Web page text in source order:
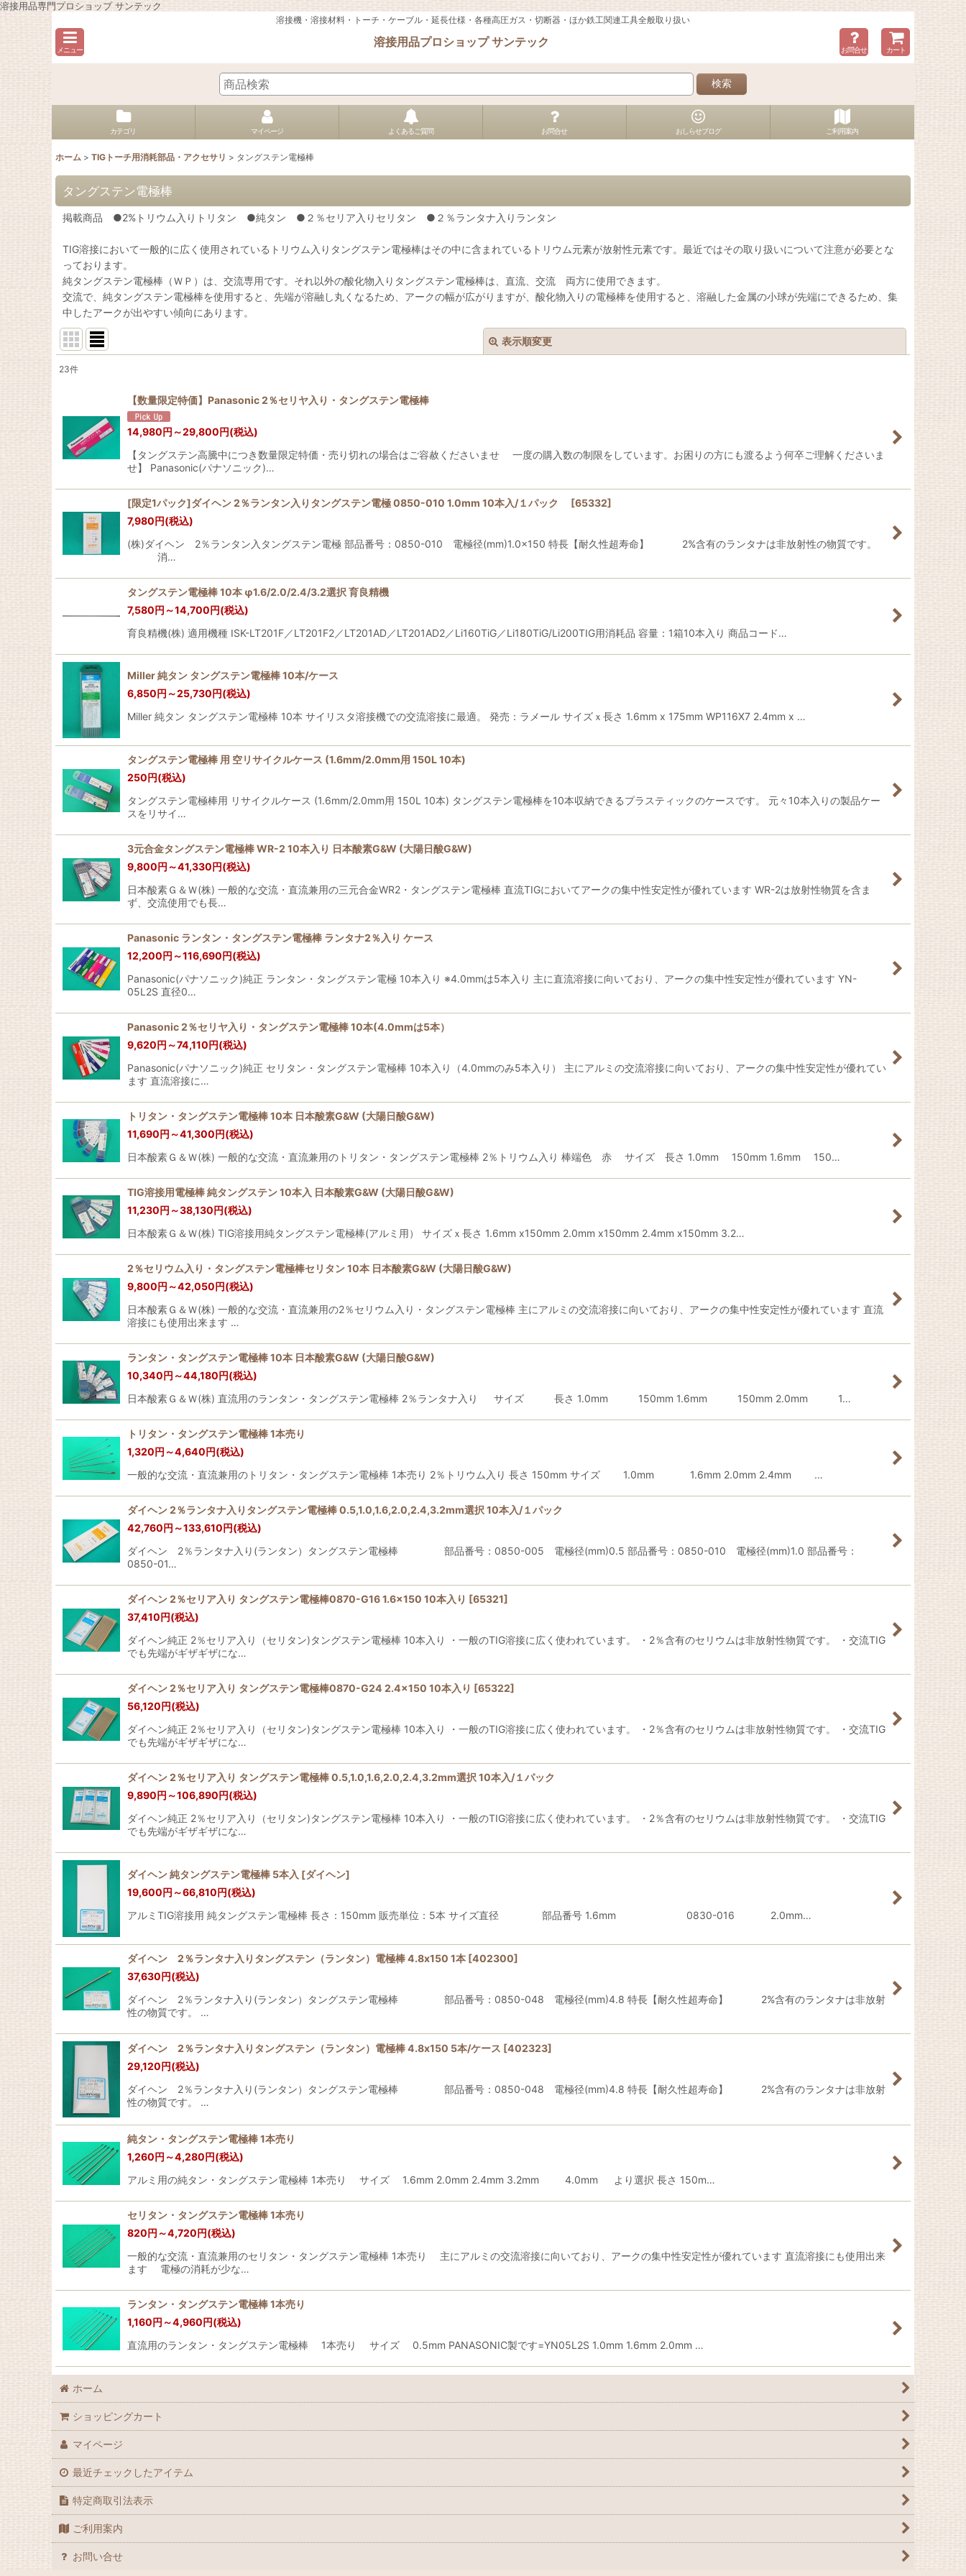
溶接用品専門プロショップ サンテック
溶接機・溶接材料・トーチ・ケーブル・延長仕様・各種高圧ガス・切断器・ほか鉄工関連工具全般取り扱い
メニュー
溶接用品プロショップ サンテック
お問合せ カート
検索
カテゴリ マイページ よくあるご質問 お問合せ おしらせブログ ご利用案内
ホーム > TIGトーチ用消耗部品・アクセサリ > タングステン電極棒
タングステン電極棒
掲載商品 ●2%トリウム入りトリタン ●純タン ●２％セリア入りセリタン ●２％ランタナ入りランタン
TIG溶接において一般的に広く使用されているトリウム入りタングステン電極棒はその中に含まれているトリウム元素が放射性元素です。最近ではその取り扱いについて注意が必要とな
っております。
純タングステン電極棒（ＷＰ）は、交流専用です。それ以外の酸化物入りタングステン電極棒は、直流、交流 両方に使用できます。
交流で、純タングステン電極棒を使用すると、先端が溶融し丸くなるため、アークの幅が広がりますが、酸化物入りの電極棒を使用すると、溶融した金属の小球が先端にできるため、集
中したアークが出やすい傾向にあります。
表示順変更
並び順:
絞り込む
23件
【数量限定特価】Panasonic 2％セリヤ入り・タングステン電極棒
14,980円 ～29,800円(税込)
【タングステン高騰中につき数量限定特価・売り切れの場合はご容赦くださいませ 一度の購入数の制限をしています。お困りの方にも渡るよう何卒ご理解くださいま
せ】 Panasonic(パナソニック)…
[限定1パック]ダイヘン 2％ランタン入りタングステン電極 0850-010 1.0mm 10本入/１パック [65332]
7,980円(税込)
(株)ダイヘン 2％ランタン入タングステン電極 部品番号：0850-010 電極径(mm)1.0×150 特長【耐久性超寿命】 2%含有のランタナは非放射性の物質です。
消…
タングステン電極棒 10本 φ1.6/2.0/2.4/3.2選択 育良精機
7,580円 ～14,700円(税込)
育良精機(株) 適用機種 ISK-LT201F／LT201F2／LT201AD／LT201AD2／Li160TiG／Li180TiG/Li200TIG用消耗品 容量：1箱10本入り 商品コード…
Miller 純タン タングステン電極棒 10本/ケース
6,850円 ～25,730円(税込)
Miller 純タン タングステン電極棒 10本 サイリスタ溶接機での交流溶接に最適。 発売：ラメール サイズｘ長さ 1.6mm x 175mm WP116X7 2.4mm x …
タングステン電極棒 用 空リサイクルケース (1.6mm/2.0mm用 150L 10本)
250円(税込)
タングステン電極棒用 リサイクルケース (1.6mm/2.0mm用 150L 10本) タングステン電極棒を10本収納できるプラスティックのケースです。 元々10本入りの製品ケー
スをリサイ…
3元合金タングステン電極棒 WR-2 10本入り 日本酸素G&W (大陽日酸G&W)
9,800円 ～41,330円(税込)
日本酸素Ｇ＆Ｗ(株) 一般的な交流・直流兼用の三元合金WR2・タングステン電極棒 直流TIGにおいてアークの集中性安定性が優れています WR-2は放射性物質を含ま
ず、交流使用でも長…
Panasonic ランタン・タングステン電極棒 ランタナ2％入り ケース
12,200円 ～116,690円(税込)
Panasonic(パナソニック)純正 ランタン・タングステン電極 10本入り ※4.0mmは5本入り 主に直流溶接に向いており、アークの集中性安定性が優れています YN-
05L2S 直径0…
Panasonic 2％セリヤ入り・タングステン電極棒 10本(4.0mmは5本）
9,620円 ～74,110円(税込)
Panasonic(パナソニック)純正 セリタン・タングステン電極棒 10本入り（4.0mmのみ5本入り） 主にアルミの交流溶接に向いており、アークの集中性安定性が優れてい
ます 直流溶接に…
トリタン・タングステン電極棒 10本 日本酸素G&W (大陽日酸G&W)
11,690円 ～41,300円(税込)
日本酸素Ｇ＆Ｗ(株) 一般的な交流・直流兼用のトリタン・タングステン電極棒 2％トリウム入り 棒端色 赤 サイズ 長さ 1.0mm 150mm 1.6mm 150…
TIG溶接用電極棒 純タングステン 10本入 日本酸素G&W (大陽日酸G&W)
11,230円 ～38,130円(税込)
日本酸素Ｇ＆Ｗ(株) TIG溶接用純タングステン電極棒(アルミ用） サイズｘ長さ 1.6mm x150mm 2.0mm x150mm 2.4mm x150mm 3.2…
2％セリウム入り・タングステン電極棒セリタン 10本 日本酸素G&W (大陽日酸G&W)
9,800円 ～42,050円(税込)
日本酸素Ｇ＆Ｗ(株) 一般的な交流・直流兼用の2％セリウム入り・タングステン電極棒 主にアルミの交流溶接に向いており、アークの集中性安定性が優れています 直流
溶接にも使用出来ます …
ランタン・タングステン電極棒 10本 日本酸素G&W (大陽日酸G&W)
10,340円 ～44,180円(税込)
日本酸素Ｇ＆Ｗ(株) 直流用のランタン・タングステン電極棒 2％ランタナ入り サイズ 長さ 1.0mm 150mm 1.6mm 150mm 2.0mm 1…
トリタン・タングステン電極棒 1本売り
1,320円 ～4,640円(税込)
一般的な交流・直流兼用のトリタン・タングステン電極棒 1本売り 2％トリウム入り 長さ 150mm サイズ 1.0mm 1.6mm 2.0mm 2.4mm …
ダイヘン 2％ランタナ入りタングステン電極棒 0.5,1.0,1.6,2.0,2.4,3.2mm選択 10本入/１パック
42,760円 ～133,610円(税込)
ダイヘン 2％ランタナ入り(ランタン）タングステン電極棒 部品番号：0850-005 電極径(mm)0.5 部品番号：0850-010 電極径(mm)1.0 部品番号：
0850-01…
ダイヘン 2％セリア入り タングステン電極棒0870-G16 1.6x150 10本入り [65321]
37,410円(税込)
ダイヘン純正 2％セリア入り（セリタン)タングステン電極棒 10本入り ・一般のTIG溶接に広く使われています。 ・2％含有のセリウムは非放射性物質です。 ・交流TIG
でも先端がギザギザにな…
ダイヘン 2％セリア入り タングステン電極棒0870-G24 2.4x150 10本入り [65322]
56,120円(税込)
ダイヘン純正 2％セリア入り（セリタン)タングステン電極棒 10本入り ・一般のTIG溶接に広く使われています。 ・2％含有のセリウムは非放射性物質です。 ・交流TIG
でも先端がギザギザにな…
ダイヘン 2％セリア入り タングステン電極棒 0.5,1.0,1.6,2.0,2.4,3.2mm選択 10本入/１パック
9,890円 ～106,890円(税込)
ダイヘン純正 2％セリア入り（セリタン)タングステン電極棒 10本入り ・一般のTIG溶接に広く使われています。 ・2％含有のセリウムは非放射性物質です。 ・交流TIG
でも先端がギザギザにな…
ダイヘン 純タングステン電極棒 5本入 [ダイヘン]
19,600円 ～66,810円(税込)
アルミTIG溶接用 純タングステン電極棒 長さ：150mm 販売単位：5本 サイズ直径 部品番号 1.6mm 0830-016 2.0mm…
ダイヘン 2％ランタナ入りタングステン（ランタン）電極棒 4.8x150 1本 [402300]
37,630円(税込)
ダイヘン 2％ランタナ入り(ランタン）タングステン電極棒 部品番号：0850-048 電極径(mm)4.8 特長【耐久性超寿命】 2%含有のランタナは非放射
性の物質です。 …
ダイヘン 2％ランタナ入りタングステン（ランタン）電極棒 4.8x150 5本/ケース [402323]
29,120円(税込)
ダイヘン 2％ランタナ入り(ランタン）タングステン電極棒 部品番号：0850-048 電極径(mm)4.8 特長【耐久性超寿命】 2%含有のランタナは非放射
性の物質です。 …
純タン・タングステン電極棒 1本売り
1,260円 ～4,280円(税込)
アルミ用の純タン・タングステン電極棒 1本売り サイズ 1.6mm 2.0mm 2.4mm 3.2mm 4.0mm より選択 長さ 150m…
セリタン・タングステン電極棒 1本売り
820円 ～4,720円(税込)
一般的な交流・直流兼用のセリタン・タングステン電極棒 1本売り 主にアルミの交流溶接に向いており、アークの集中性安定性が優れています 直流溶接にも使用出来
ます 電極の消耗が少な…
ランタン・タングステン電極棒 1本売り
1,160円 ～4,960円(税込)
直流用のランタン・タングステン電極棒 1本売り サイズ 0.5mm PANASONIC製です=YN05L2S 1.0mm 1.6mm 2.0mm …
ホーム
ショッピングカート
マイページ
最近チェックしたアイテム
特定商取引法表示
ご利用案内
お問い合せ